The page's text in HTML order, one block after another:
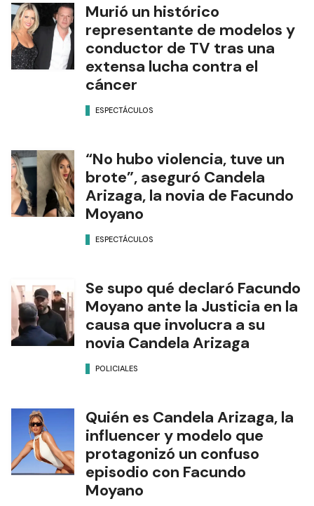
Murió un histórico
representante de modelos y
conductor de TV tras una
extensa lucha contra el
cáncer
ESPECTÁCULOS
“No hubo violencia, tuve un
brote”, aseguró Candela
Arizaga, la novia de Facundo
Moyano
ESPECTÁCULOS
Se supo qué declaró Facundo
Moyano ante la Justicia en la
causa que involucra a su
novia Candela Arizaga
POLICIALES
Quién es Candela Arizaga, la
influencer y modelo que
protagonizó un confuso
episodio con Facundo
Moyano